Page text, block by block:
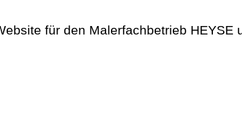
für den Malerfachbetrieb HEYSE